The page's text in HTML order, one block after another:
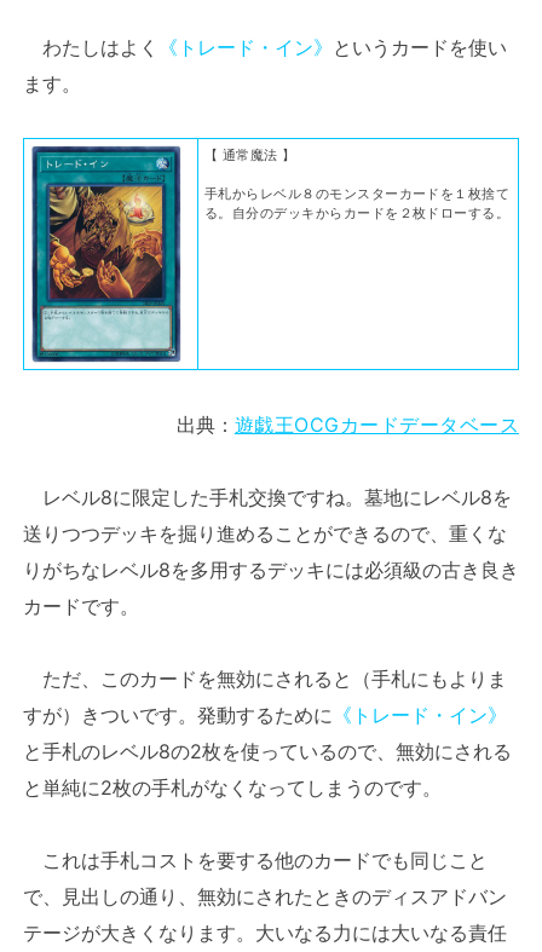
わたしはよく 《トレード・イン》 というカードを使い
ます。
【 通常魔法 】
手札からレベル８のモンスターカードを１枚捨て
る。自分のデッキからカードを２枚ドローする。
出典： 遊戯王OCGカードデータベース
レベル8に限定した手札交換ですね。墓地にレベル8を
送りつつデッキを掘り進めることができるので、重くな
りがちなレベル8を多用するデッキには必須級の古き良き
カードです。
ただ、このカードを無効にされると（手札にもよりま
すが）きついです。発動するために 《トレード・イン》
と手札のレベル8の2枚を使っているので、無効にされる
と単純に2枚の手札がなくなってしまうのです。
これは手札コストを要する他のカードでも同じこと
で、見出しの通り、無効にされたときのディスアドバン
テージが大きくなります。大いなる力には大いなる責任